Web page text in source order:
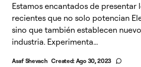
Estamos encantados de presentar
recientes que no solo potencian
sino que también establecen
industria. Experimenta...
Asaf Shevach Created: Ago 30, 2023